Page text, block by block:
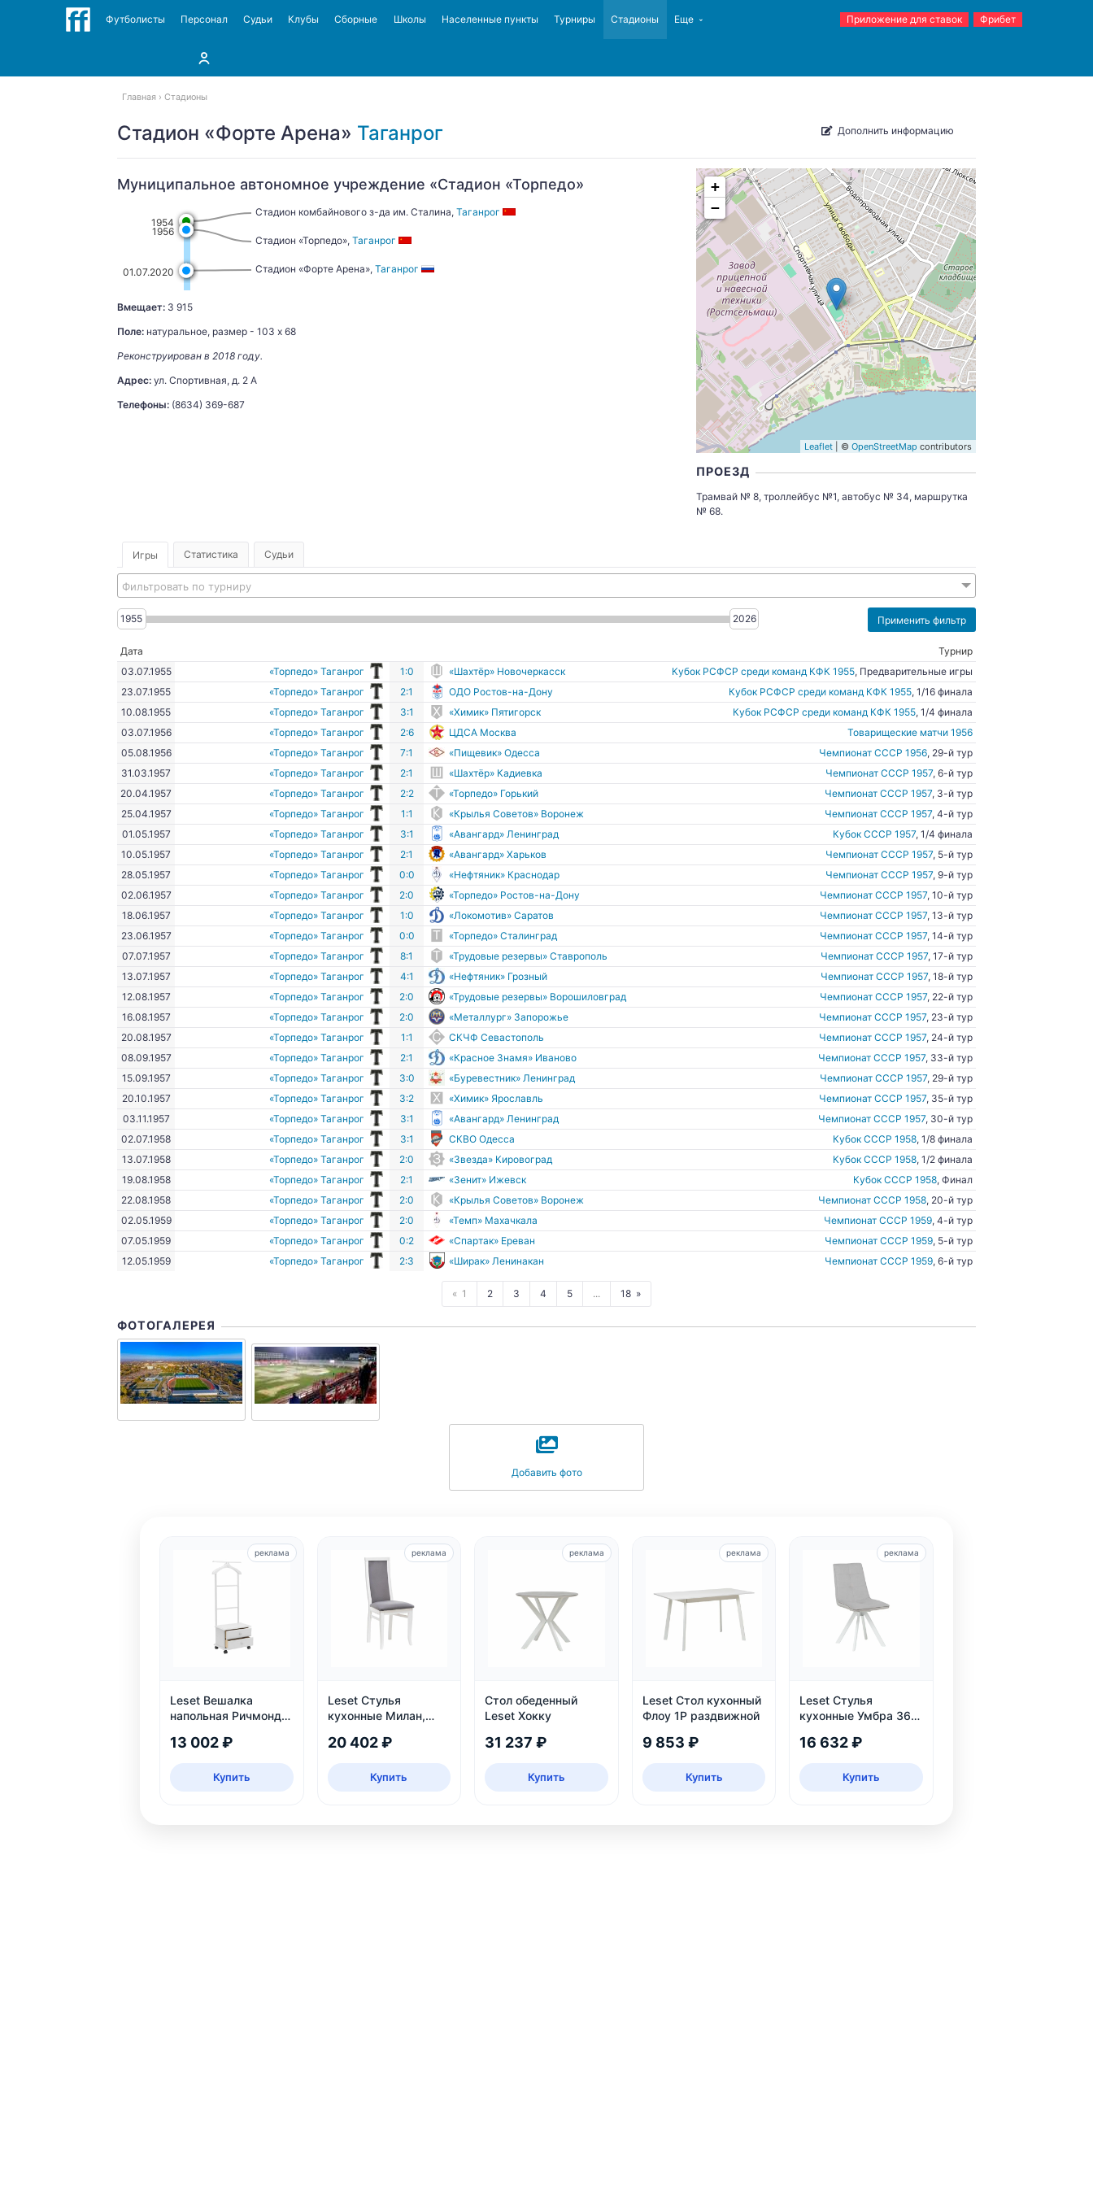
Футболисты Персонал Судьи Клубы Сборные Школы Населенные пункты Турниры Стадионы Еще Приложение для ставок Фрибет
Главная Стадионы
Стадион «Форте Арена» Таганрог Дополнить информацию
Муниципальное автономное учреждение «Стадион «Торпедо»
1954
1956
01.07.2020
Стадион комбайнового з-да им. Сталина, Таганрог
Стадион «Торпедо», Таганрог
Стадион «Форте Арена», Таганрог
Вмещает: 3 915
Поле: натуральное, размер - 103 х 68
Реконструирован в 2018 году.
Адрес: ул. Спортивная, д. 2 А
Телефоны: (8634) 369-687
+
−
Leaflet| © OpenStreetMap contributors
ПРОЕЗД
Трамвай № 8, троллейбус №1, автобус № 34, маршрутка
№ 68.
Игры Статистика Судьи
Фильтровать по турниру
1955 2026
Дата
Турнир
03.07.1955
«Торпедо» Таганрог 1:0 «Шахтёр» Новочеркасск Кубок РСФСР среди команд КФК 1955, Предварительные игры
23.07.1955
«Торпедо» Таганрог 2:1 ОДО Ростов-на-Дону Кубок РСФСР среди команд КФК 1955, 1/16 финала
10.08.1955
«Торпедо» Таганрог 3:1 «Химик» Пятигорск Кубок РСФСР среди команд КФК 1955, 1/4 финала
03.07.1956
«Торпедо» Таганрог 2:6 ЦДСА Москва
Товарищеские матчи 1956
05.08.1956
«Торпедо» Таганрог 7:1 «Пищевик» Одесса Чемпионат СССР 1956, 29-й тур
31.03.1957
«Торпедо» Таганрог 2:1 «Шахтёр» Кадиевка Чемпионат СССР 1957, 6-й тур
20.04.1957
«Торпедо» Таганрог 2:2 «Торпедо» Горький Чемпионат СССР 1957, 3-й тур
25.04.1957
«Торпедо» Таганрог 1:1 «Крылья Советов» Воронеж Чемпионат СССР 1957, 4-й тур
01.05.1957
«Торпедо» Таганрог 3:1 «Авангард» Ленинград Кубок СССР 1957, 1/4 финала
10.05.1957
«Торпедо» Таганрог 2:1 «Авангард» Харьков Чемпионат СССР 1957, 5-й тур
28.05.1957
«Торпедо» Таганрог 0:0 «Нефтяник» Краснодар Чемпионат СССР 1957, 9-й тур
02.06.1957
«Торпедо» Таганрог 2:0 «Торпедо» Ростов-на-Дону Чемпионат СССР 1957, 10-й тур
18.06.1957
«Торпедо» Таганрог 1:0 «Локомотив» Саратов Чемпионат СССР 1957, 13-й тур
23.06.1957
«Торпедо» Таганрог 0:0 «Торпедо» Сталинград Чемпионат СССР 1957, 14-й тур
07.07.1957
«Торпедо» Таганрог 8:1 «Трудовые резервы» Ставрополь Чемпионат СССР 1957, 17-й тур
13.07.1957
«Торпедо» Таганрог 4:1 «Нефтяник» Грозный Чемпионат СССР 1957, 18-й тур
12.08.1957
«Торпедо» Таганрог 2:0 «Трудовые резервы» Ворошиловград Чемпионат СССР 1957, 22-й тур
16.08.1957
«Торпедо» Таганрог 2:0 «Металлург» Запорожье Чемпионат СССР 1957, 23-й тур
20.08.1957
«Торпедо» Таганрог 1:1 СКЧФ Севастополь Чемпионат СССР 1957, 24-й тур
08.09.1957
«Торпедо» Таганрог 2:1 «Красное Знамя» Иваново Чемпионат СССР 1957, 33-й тур
15.09.1957
«Торпедо» Таганрог 3:0 «Буревестник» Ленинград Чемпионат СССР 1957, 29-й тур
20.10.1957
«Торпедо» Таганрог 3:2 «Химик» Ярославль Чемпионат СССР 1957, 35-й тур
03.11.1957
«Торпедо» Таганрог 3:1 «Авангард» Ленинград Чемпионат СССР 1957, 30-й тур
02.07.1958
«Торпедо» Таганрог 3:1 СКВО Одесса Кубок СССР 1958, 1/8 финала
13.07.1958
«Торпедо» Таганрог 2:0 «Звезда» Кировоград Кубок СССР 1958, 1/2 финала
19.08.1958
«Торпедо» Таганрог 2:1 «Зенит» Ижевск Кубок СССР 1958, Финал
22.08.1958
«Торпедо» Таганрог 2:0 «Крылья Советов» Воронеж Чемпионат СССР 1958, 20-й тур
02.05.1959
«Торпедо» Таганрог 2:0 «Темп» Махачкала Чемпионат СССР 1959, 4-й тур
07.05.1959
«Торпедо» Таганрог 0:2 «Спартак» Ереван Чемпионат СССР 1959, 5-й тур
12.05.1959
«Торпедо» Таганрог 2:3 «Ширак» Ленинакан Чемпионат СССР 1959, 6-й тур
1 2 3 4 5 ... 18
ФОТОГАЛЕРЕЯ
Добавить фото
Leset Вешалка
напольная Ричмонд,
13 002 ₽
Купить
реклама
Leset Стулья
кухонные Милан,
20 402 ₽
Купить
реклама
Стол обеденный
Leset Хокку
31 237 ₽
Купить
реклама
Leset Стол кухонный
Флоу 1Р раздвижной
9 853 ₽
Купить
реклама
Leset Стулья
кухонные Умбра 360,
16 632 ₽
Купить
реклама